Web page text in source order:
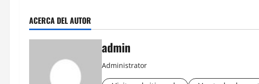
ACERCA DEL AUTOR
admin
Administrator